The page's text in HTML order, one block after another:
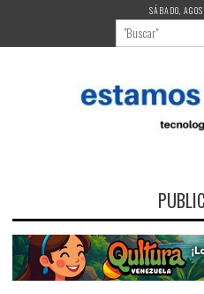
contenido
SÁBADO,